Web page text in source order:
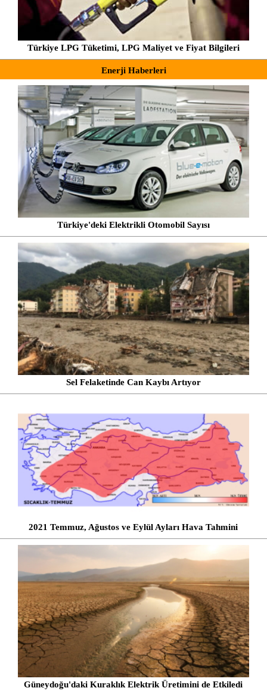
Türkiye LPG Tüketimi, LPG Maliyet ve Fiyat Bilgileri
Enerji Haberleri
Türkiye'deki Elektrikli Otomobil Sayısı
Sel Felaketinde Can Kaybı Artıyor
2021 Temmuz, Ağustos ve Eylül Ayları Hava Tahmini
Güneydoğu'daki Kuraklık Elektrik Üretimini de Etkiledi